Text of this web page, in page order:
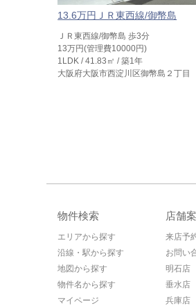
13.6万円ＪＲ東西線/御幣島
ＪＲ東西線/御幣島 歩3分
13万円(管理費10000円)
1LDK / 41.83㎡ / 築1年
大阪府大阪市西淀川区御幣島２丁目
物件検索
エリアから探す
沿線・駅から探す
地図から探す
物件名から探す
マイページ
店舗
来店予
お問い
明石店
垂水店
兵庫店